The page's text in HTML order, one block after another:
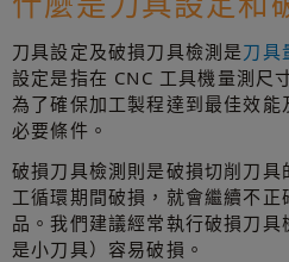
刀具設定及破損刀具檢測是刀具
設定是指在 CNC 工具機量測尺
為了確保加工製程達到最佳效
必要條件。
破損刀具檢測則是破損切削刀
工循環期間破損，就會繼續不
品。我們建議經常執行破損刀
是小刀具）容易破損。